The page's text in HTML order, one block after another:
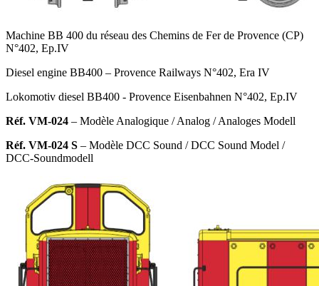
Machine BB 400 du réseau des Chemins de Fer de Provence (CP)
N°402, Ep.IV
Diesel engine BB400 – Provence Railways N°402, Era IV
Lokomotiv diesel BB400 - Provence Eisenbahnen N°402, Ep.IV
Réf. VM-024 – Modèle Analogique / Analog / Analoges Modell
Réf. VM-024 S – Modèle DCC Sound / DCC Sound Model /
DCC-Soundmodell